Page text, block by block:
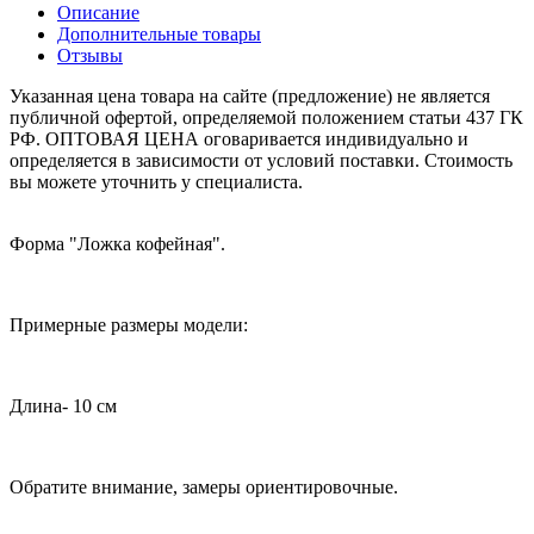
Описание
Дополнительные товары
Отзывы
Указанная цена товара на сайте (предложение) не является
публичной офертой, определяемой положением статьи 437 ГК
РФ. ОПТОВАЯ ЦЕНА оговаривается индивидуально и
определяется в зависимости от условий поставки. Стоимость
вы можете уточнить у специалиста.
Форма "Ложка кофейная".
Примерные размеры модели:
Длина- 10 см
Обратите внимание, замеры ориентировочные.